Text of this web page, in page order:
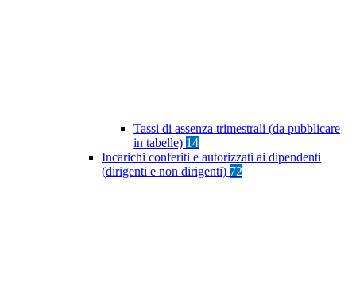
Tassi di assenza trimestrali (da pubblicare
in tabelle) 14
Incarichi conferiti e autorizzati ai dipendenti
(dirigenti e non dirigenti) 72